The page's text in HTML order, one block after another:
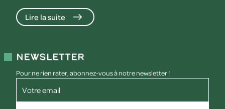
Lire la suite
Newsletter
Pour ne rien rater, abonnez-vous à notre newsletter !
Votre email